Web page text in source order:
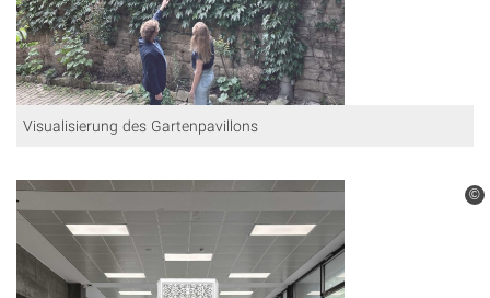
Visualisierung des Gartenpavillons
©